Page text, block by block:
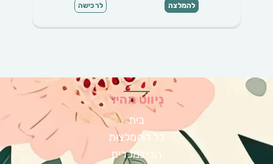
להמלצה לרכישה
ניווט מהיר
בית
כל ההמלצות
הכי נמכרים